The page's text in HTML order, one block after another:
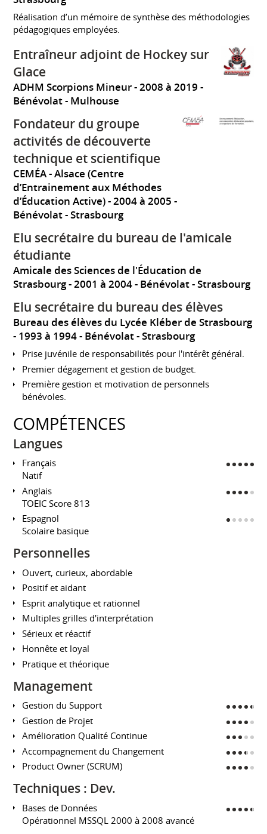
Réalisation d’un mémoire de synthèse des méthodologies
pédagogiques employées.
Entraîneur adjoint de Hockey sur
Glace
ADHM Scorpions Mineur
2008 à 2019
Bénévolat
Mulhouse
Fondateur du groupe
activités de découverte
technique et scientifique
CEMÉA - Alsace (Centre
d’Entrainement aux Méthodes
d’Éducation Active)
2004 à 2005
Bénévolat
Strasbourg
Elu secrétaire du bureau de l'amicale
étudiante
Amicale des Sciences de l'Éducation de
Strasbourg 2001 à 2004 Bénévolat Strasbourg
Elu secrétaire du bureau des élèves
Bureau des élèves du Lycée Kléber de Strasbourg
1993 à 1994 Bénévolat Strasbourg
Prise juvénile de responsabilités pour l'intérêt général.
Premier dégagement et gestion de budget.
Première gestion et motivation de personnels
bénévoles.
COMPÉTENCES
Langues
Français
Natif
Anglais
TOEIC Score 813
Espagnol
Scolaire basique
Personnelles
Ouvert, curieux, abordable
Positif et aidant
Esprit analytique et rationnel
Multiples grilles d'interprétation
Sérieux et réactif
Honnête et loyal
Pratique et théorique
Management
Gestion du Support
Gestion de Projet
Amélioration Qualité Continue
Accompagnement du Changement
Product Owner (SCRUM)
Techniques : Dev.
Bases de Données
Opérationnel MSSQL 2000 à 2008 avancé